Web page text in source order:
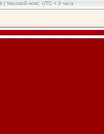
Часовой пояс: UTC + 3 часа